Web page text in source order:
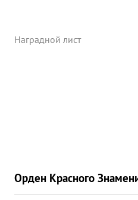
разгрому врага группа, в
мужество и оттагу
Наградной лист
Орден Красного